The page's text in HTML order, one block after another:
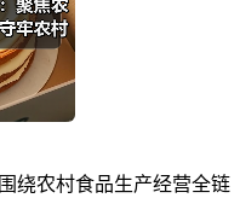
农村食品生产经营全链